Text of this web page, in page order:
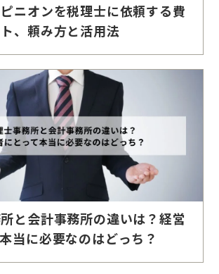
ニオンを税理士に依頼する費
、頼み方と活用法
と会計事務所の違いは？経営
当に必要なのはどっち？